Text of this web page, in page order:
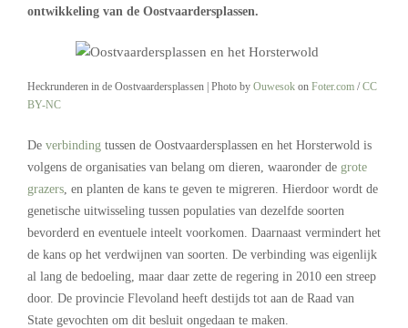
ontwikkeling van de Oostvaardersplassen.
Heckrunderen in de Oostvaardersplassen | Photo by Ouwesok on Foter.com /CC
BY-NC
De verbinding tussen de Oostvaardersplassen en het Horsterwold is
volgens de organisaties van belang om dieren, waaronder de grote
grazers , en planten de kans te geven te migreren. Hierdoor wordt de
genetische uitwisseling tussen populaties van dezelfde soorten
bevorderd en eventuele inteelt voorkomen. Daarnaast vermindert het
de kans op het verdwijnen van soorten. De verbinding was eigenlijk
al lang de bedoeling, maar daar zette de regering in 2010 een streep
door. De provincie Flevoland heeft destijds tot aan de Raad van
State gevochten om dit besluit ongedaan te maken.